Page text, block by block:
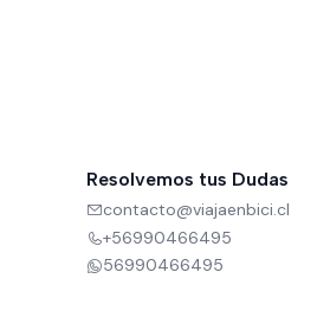
Resolvemos tus Dudas
contacto@viajaenbici.cl
+56990466495
56990466495